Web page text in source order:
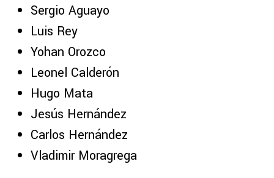
Sergio Aguayo
Luis Rey
Yohan Orozco
Leonel Calderón
Hugo Mata
Jesús Hernández
Carlos Hernández
Vladimir Moragrega